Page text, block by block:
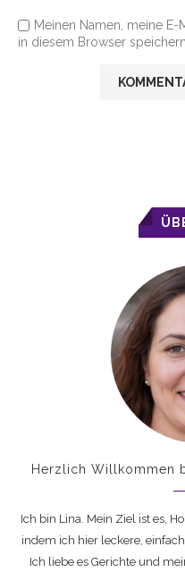
Meinen Namen, meine
in diesem Browser
Herzlich Willkommen
Ich bin Lina. Mein Ziel ist es,
indem ich hier leckere,
Ich liebe es Gerichte und